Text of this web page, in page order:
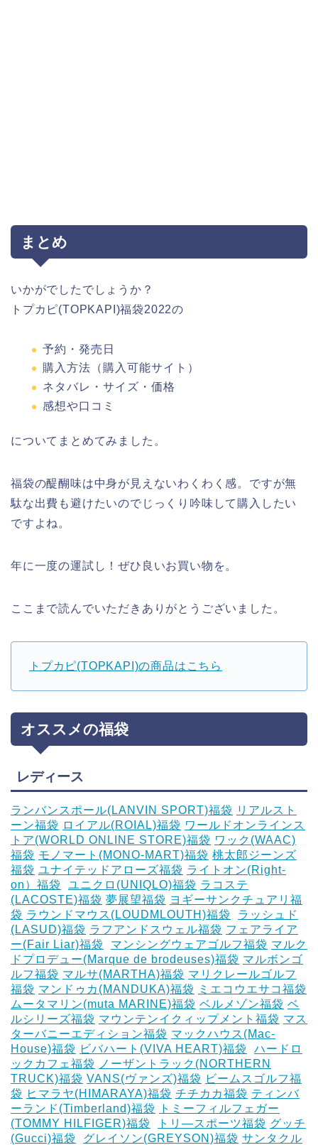
まとめ
いかがでしたでしょうか？
トプカピ(TOPKAPI)福袋2022の
予約・発売日
購入方法（購入可能サイト）
ネタバレ・サイズ・価格
感想や口コミ
についてまとめてみました。
福袋の醍醐味は中身が見えないわくわく感。ですが無
駄な出費も避けたいのでじっくり吟味して購入したい
ですよね。
年に一度の運試し！ぜひ良いお買い物を。
ここまで読んでいただきありがとうございました。
トプカピ(TOPKAPI)の商品はこちら
オススメの福袋
レディース
ランバンスポール(LANVIN SPORT)福袋 リアルスト
ーン福袋 ロイアル(ROIAL)福袋 ワールドオンラインス
トア(WORLD ONLINE STORE)福袋 ワック(WAAC)
福袋 モノマート(MONO-MART)福袋 桃太郎ジーンズ
福袋 ユナイテッドアローズ福袋 ライトオン(Right-
on）福袋
ユニクロ(UNIQLO)福袋 ラコステ
(LACOSTE)福袋 夢展望福袋 ヨギーサンクチュアリ福
袋 ラウンドマウス(LOUDMLOUTH)福袋
ラッシュド
(LASUD)福袋 ラフアンドスウェル福袋 フェアライア
ー(Fair Liar)福袋
マンシングウェアゴルフ福袋 マルク
ドプロデュー(Marque de brodeuses)福袋 マルボンゴ
ルフ福袋 マルサ(MARTHA)福袋 マリクレールゴルフ
福袋 マンドゥカ(MANDUKA)福袋
ミエコウエサコ福袋
ムータマリン(muta MARINE)福袋 ベルメゾン福袋 ベ
ルシリーズ福袋 マウンテンイクィップメント福袋 マス
ターバニーエディション福袋 マックハウス(Mac-
House)福袋 ビバハート(VIVA HEART)福袋
ハードロ
ックカフェ福袋
ノーザントラック(NORTHERN
TRUCK)福袋 VANS(ヴァンズ)福袋 ビームスゴルフ福
袋 ヒマラヤ(HIMARAYA)福袋 チチカカ福袋 ティンバ
ーランド(Timberland)福袋
トミーフィルフェガー
(TOMMY HILFIGER)福袋
トリ―スポーツ福袋 グッチ
(Gucci)福袋
グレイソン(GREYSON)福袋 サンタクル